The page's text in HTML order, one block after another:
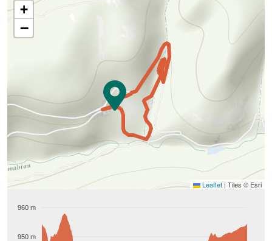
+
−
Leaflet | Tiles © Esri
960 m
950 m